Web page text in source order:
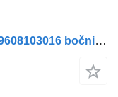
Daimler Actros MP4 2551 (01.12-) A9608103016 bočni retrovizor za Mercedes-Benz Actros MP4 Antos Arocs (2012-) tegljača